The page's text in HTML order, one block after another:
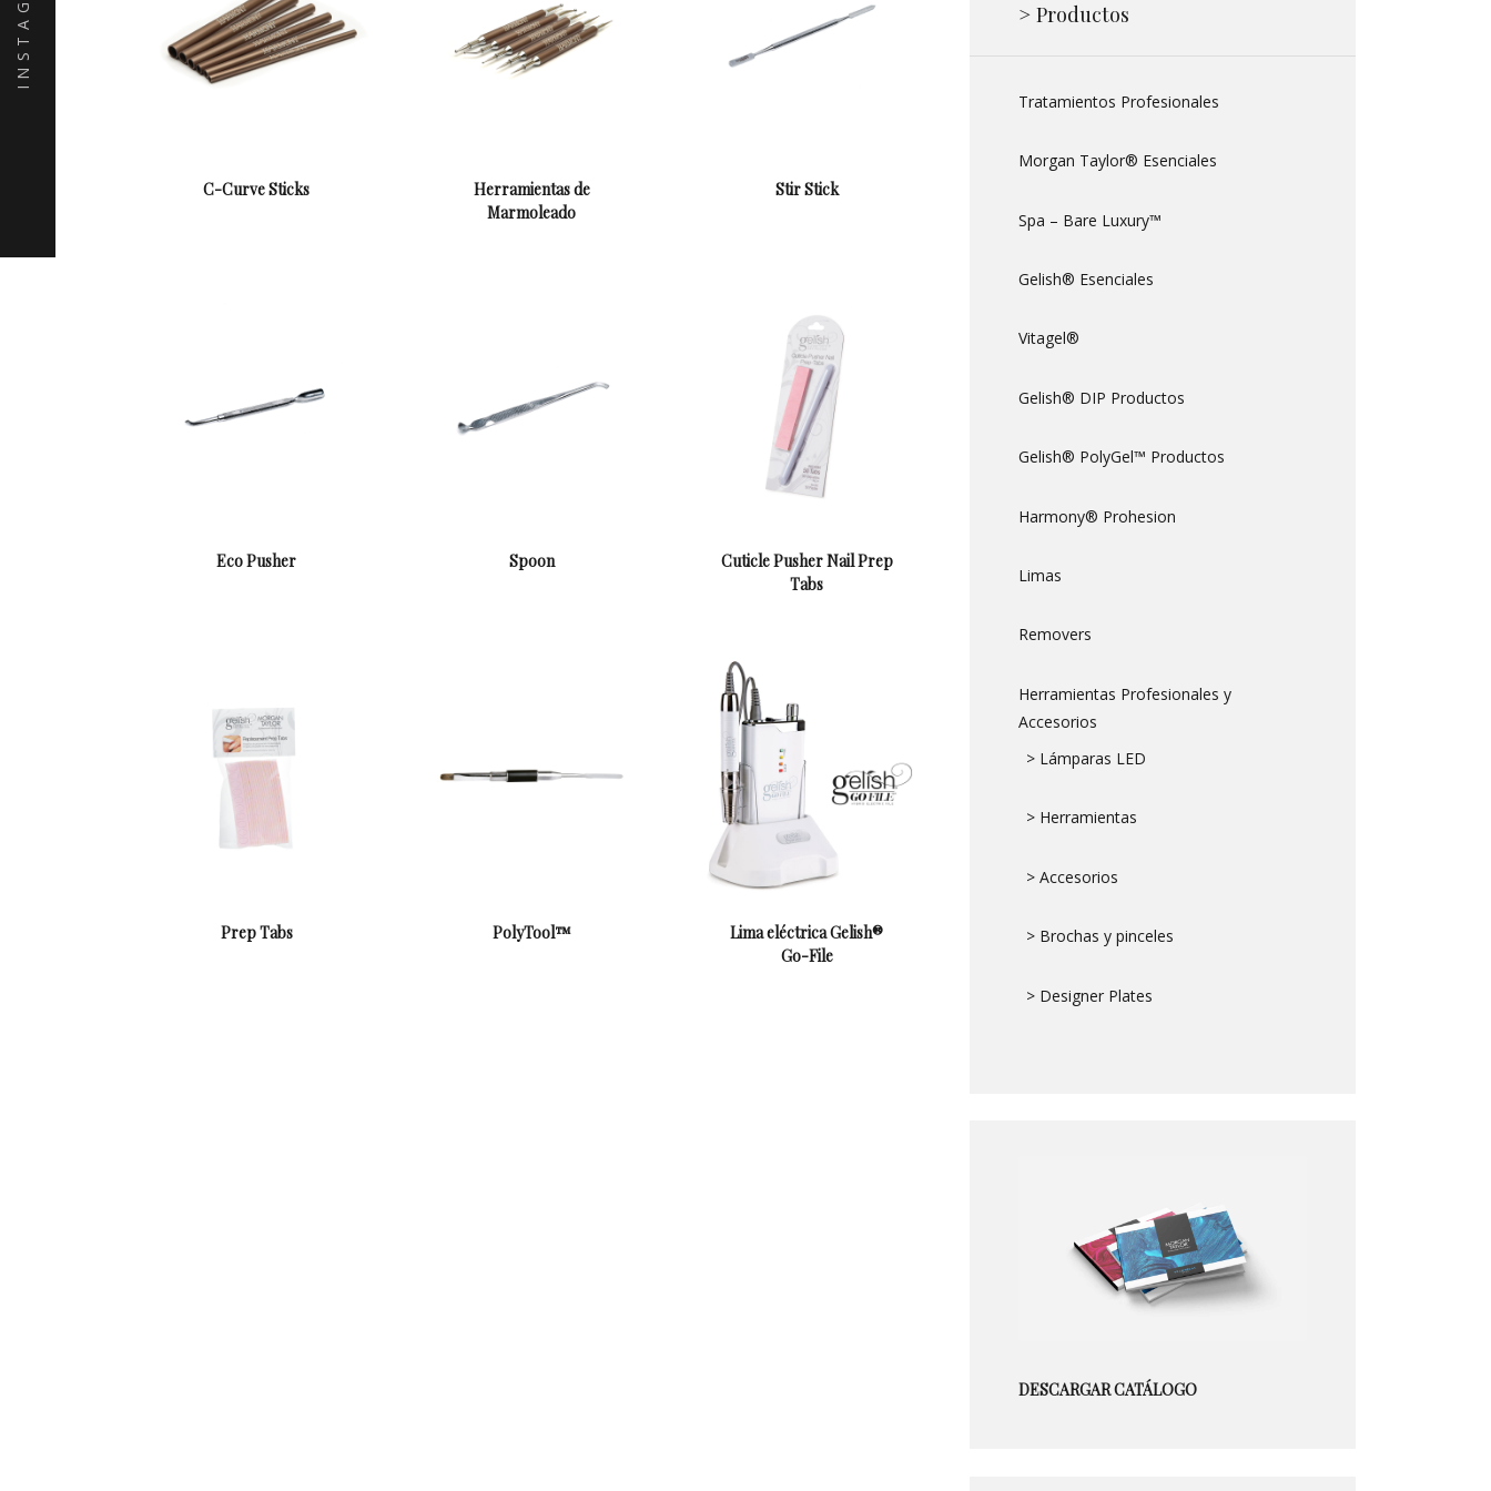
C-Curve Sticks
Herramientas de
Marmoleado
Stir Stick
Eco Pusher Spoon
Cuticle Pusher Nail Prep
Tabs
Prep Tabs PolyTool™
Lima eléctrica Gelish®
Go-File
> Productos
Tratamientos Profesionales
Morgan Taylor® Esenciales
Spa – Bare Luxury™
Gelish® Esenciales
Vitagel®
Gelish® DIP Productos
Gelish® PolyGel™ Productos
Harmony® Prohesion
Limas
Removers
Herramientas Profesionales y
Accesorios
> Lámparas LED
> Herramientas
> Accesorios
> Brochas y pinceles
> Designer Plates
DESCARGAR CATÁLOGO